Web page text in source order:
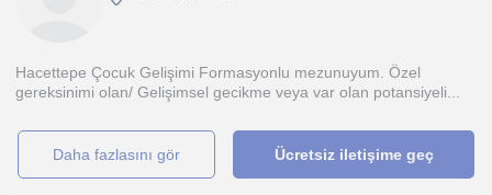
Hacettepe Çocuk Gelişimi Formasyonlu mezunuyum. Özel
gereksinimi olan/ Gelişimsel gecikme veya var olan potansiyeli...
daha fazlasını gör Ücretsiz iletişime geç